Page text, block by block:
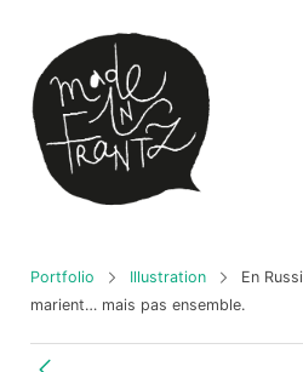
Portfolio Illustration
En
marient… mais pas ensemble.